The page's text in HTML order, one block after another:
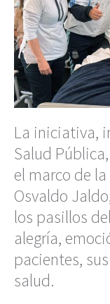
La iniciativa,
Salud
el marco de
Osvaldo
los pasillos
alegría,
pacientes,
salud.